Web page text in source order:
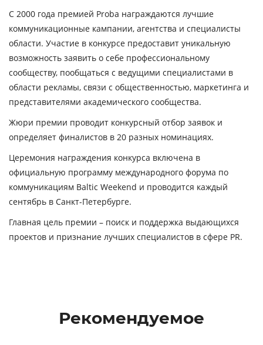
С 2000 года премией Proba награждаются лучшие
коммуникационные кампании, агентства и специалисты
области. Участие в конкурсе предоставит уникальную
возможность заявить о себе профессиональному
сообществу, пообщаться с ведущими специалистами в
области рекламы, связи с общественностью, маркетинга и
представителями академического сообщества.
Жюри премии проводит конкурсный отбор заявок и
определяет финалистов в 20 разных номинациях.
Церемония награждения конкурса включена в
официальную программу международного форума по
коммуникациям Baltic Weekend и проводится каждый
сентябрь в Санкт-Петербурге.
Главная цель премии – поиск и поддержка выдающихся
проектов и признание лучших специалистов в сфере PR.
Рекомендуемое